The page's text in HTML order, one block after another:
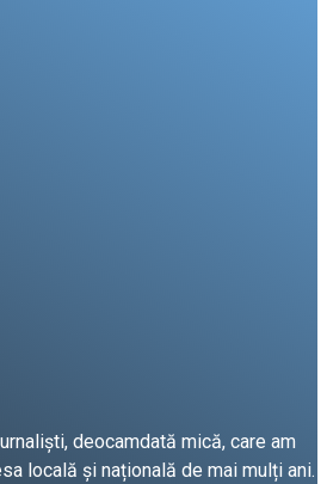
deocamdată mică, care am
locală și națională de mai mulți ani.